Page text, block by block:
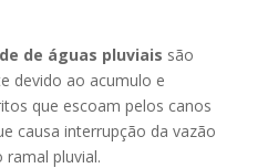
de águas pluviais são
devido ao acumulo e
que escoam pelos canos
causa interrupção da vazão
ramal pluvial.